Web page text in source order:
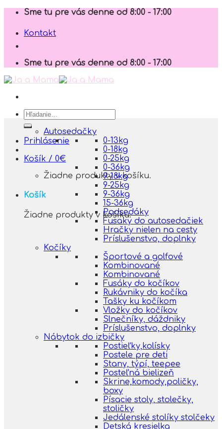
Skip
content
Sme tu pre vás denne od 8:00 - 17:00
Kontakt
Sme tu pre vás denne od 8:00 - 17:00
Hľadať:
Prihlásenie
Košík / 0€
Žiadne produkty v košíku.
Košík
Žiadne produkty v košíku.
Autosedačky
0-13kg
0-18kg
0-25kg
0-36kg
9-18kg
9-25kg
9-36kg
15-36kg
Podsedáky
Fusaky do autosedačiek
Hračky nielen na cesty
Príslušenstvo, doplnky
Kočíky
Športové a golfové
Kombinované
Kombinované
Fusáky do kočíkov
Rukávniky do kočíka
Tašky ku kočíkom
Vložky do kočíkov
Slnečníky, dáždniky
Príslušenstvo, doplnky
Nábytok do izbičky
Postieľky,kolísky
Postele pre deti
Stany, týpí, teepee
Posteľná bielizeň
Skrine,komody,poličky,
boxy
Písacie stoly, stolečky,
stoličky
Jedálenské stolíky stolčeky
Detská kresielka